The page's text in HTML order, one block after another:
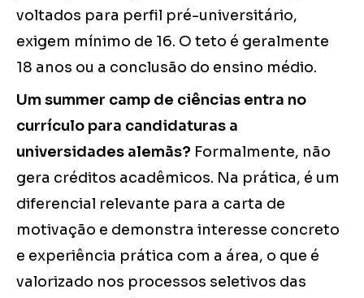
voltados para perfil pré-universitário,
exigem mínimo de 16. O teto é geralmente
18 anos ou a conclusão do ensino médio.
Um summer camp de ciências entra no
currículo para candidaturas a
universidades alemãs? Formalmente, não
gera créditos acadêmicos. Na prática, é um
diferencial relevante para a carta de
motivação e demonstra interesse concreto
e experiência prática com a área, o que é
valorizado nos processos seletivos das